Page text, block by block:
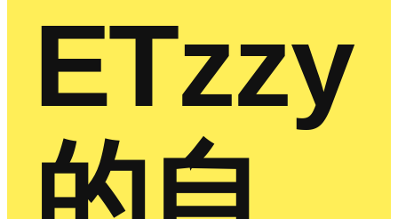
ETzzy